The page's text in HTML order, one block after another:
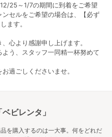
サイズや移動性などが大
とを考えて適切なもの
しています▼
決定版！】ミニサイズと
つベビーカーは高価なも
25～1/7の期間に到着をご希望
セルをご希望の場合は、【必ず
ます。
心より感謝申し上げます。
う、スタッフ一同精一杯努めて
過ごしくださいませ。
ビレンタ」
を購入するのは一大事。何をどれだ